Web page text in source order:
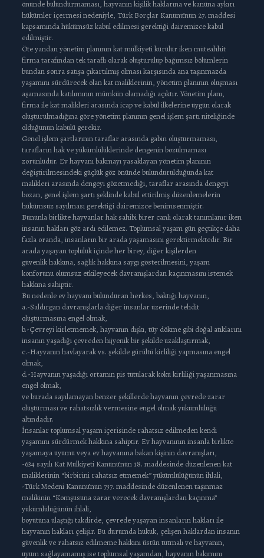
önünde bulundurmaması, hayvanın kişilik haklarına ve kanuna aykırı
hükümler içermesi nedeniyle, Türk Borçlar Kanunu’nun 27. maddesi
kapsamında hükümsüz kabul edilmesi gerektiği dairemizce kabul
edilmiştir.
Öte yandan yönetim planının kat mülkiyeti kurulur iken müteahhit
firma tarafından tek taraflı olarak oluşturulup bağımsız bölümlerin
bundan sonra satışa çıkartılmış olması karşısında ana taşınmazda
yaşamını sürdürecek olan kat maliklerinin, yönetim planının oluşması
aşamasında katılımının mümkün olamadığı açıktır. Yönetim planı,
firma ile kat malikleri arasında icap ve kabul ilkelerine uygun olarak
oluşturulmadığına göre yönetim planının genel işlem şartı niteliğinde
olduğunun kabulü gerekir.
Genel işlem şartlarının taraflar arasında gabin oluşturmaması,
tarafların hak ve yükümlülüklerinde dengenin bozulmaması
zorunludur. Ev hayvanı bakmayı yasaklayan yönetim planının
değiştirilmesindeki güçlük göz önünde bulundurulduğunda kat
malikleri arasında dengeyi gözetmediği, taraflar arasında dengeyi
bozan, genel işlem şartı şeklinde kabul ettirilmiş düzenlemelerin
hükümsüz sayılması gerektiği dairemizce benimsenmiştir.
Bununla birlikte hayvanlar hak sahibi birer canlı olarak tanımlanır iken
insanın hakları göz ardı edilemez. Toplumsal yaşam gün geçtikçe daha
fazla oranda, insanların bir arada yaşamasını gerektirmektedir. Bir
arada yaşayan topluluk içinde her birey, diğer kişilerden
güvenlik hakkına, sağlık hakkına saygı gösterilmesini, yaşam
konforunu olumsuz etkileyecek davranışlardan kaçınmasını istemek
hakkına sahiptir.
Bu nedenle ev hayvanı bulunduran herkes, baktığı hayvanın,
a.-Saldırgan davranışlarla diğer insanlar üzerinde tehdit
oluşturmasına engel olmak,
b.-Çevreyi kirletmemek, hayvanın dışkı, tüy dökme gibi doğal atıklarını
insanın yaşadığı çevreden hijyenik bir şekilde uzaklaştırmak,
c.-Hayvanın havlayarak vs. şekilde gürültü kirliliği yapmasına engel
olmak,
d.-Hayvanın yaşadığı ortamın pis tutularak koku kirliliği yaşanmasına
engel olmak,
ve burada sayılamayan benzer şekillerde hayvanın çevrede zarar
oluşturması ve rahatsızlık vermesine engel olmak yükümlülüğü
altındadır.
İnsanlar toplumsal yaşam içerisinde rahatsız edilmeden kendi
yaşamını sürdürmek hakkına sahiptir. Ev hayvanının insanla birlikte
yaşamaya uyumu veya ev hayvanına bakan kişinin davranışları,
-634 sayılı Kat Mülkiyeti Kanunu’nun 18. maddesinde düzenlenen kat
maliklerinin “birbirini rahatsız etmemek” yükümlülüğünün ihlali,
-Türk Medeni Kanunu’nun 737. maddesinde düzenlenen taşınmaz
malikinin “Komşusuna zarar verecek davranışlardan kaçınma”
yükümlülüğünün ihlali,
boyutuna ulaştığı takdirde, çevrede yaşayan insanların hakları ile
hayvanın hakları çelişir. Bu durumda hukuk, çelişen haklardan insanın
güvenlik ve rahatsız edilmeme hakkını üstün tutmalı ve hayvanın,
uyum sağlayamamış ise toplumsal yaşamdan, hayvanın bakımını